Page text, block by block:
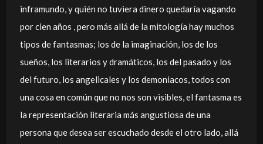
inframundo, y quién no tuviera dinero quedaría vagando
por cien años , pero más allá de la mitología hay muchos
tipos de fantasmas; los de la imaginación, los de los
sueños, los literarios y dramáticos, los del pasado y los
del futuro, los angelicales y los demoniacos, todos con
una cosa en común que no nos son visibles, el fantasma es
la representación literaria más angustiosa de una
persona que desea ser escuchado desde el otro lado, allá